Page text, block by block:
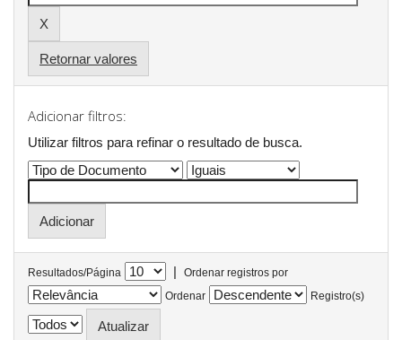
Retornar valores
Adicionar filtros:
Utilizar filtros para refinar o resultado de busca.
Resultados/Página |
Ordenar registros por
Ordenar
Registro(s)